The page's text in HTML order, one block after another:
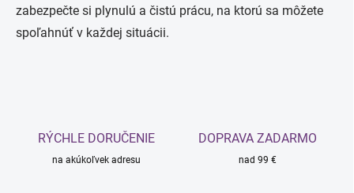
zabezpečte si plynulú a čistú prácu, na ktorú sa môžete
spoľahnúť v každej situácii.
RÝCHLE DORUČENIE
na akúkoľvek adresu
DOPRAVA ZADARMO
nad 99 €